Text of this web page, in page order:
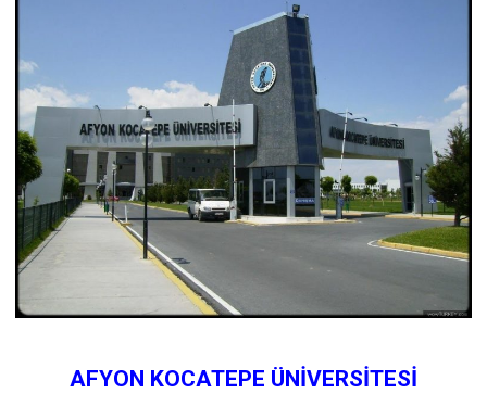
AFYON KOCATEPE ÜNİVERSİTESİ